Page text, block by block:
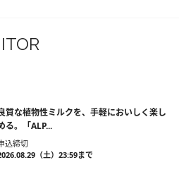
質な植物性ミルクを、手軽においしく楽し
る。「ALP...
込締切
（土）23:59まで